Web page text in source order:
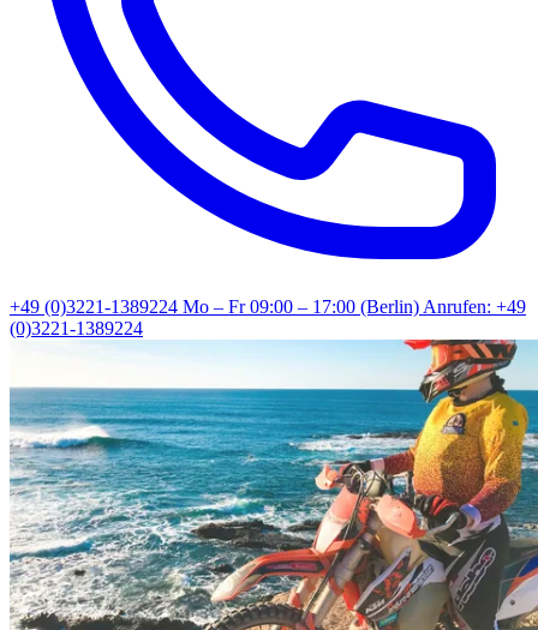
+49 (0)3221-1389224 Mo – Fr 09:00 – 17:00 (Berlin)Anrufen: +49
(0)3221-1389224